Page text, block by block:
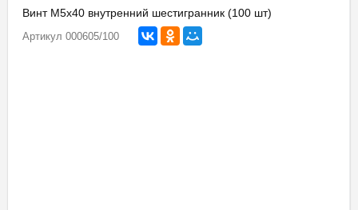
Винт M5х40 внутренний шестигранник (100 шт)
Артикул 000605/100